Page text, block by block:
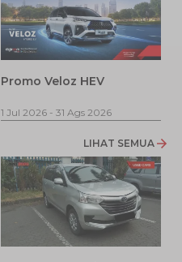
Promo Veloz HEV
1 Jul 2026 - 31 Ags 2026
LIHAT SEMUA